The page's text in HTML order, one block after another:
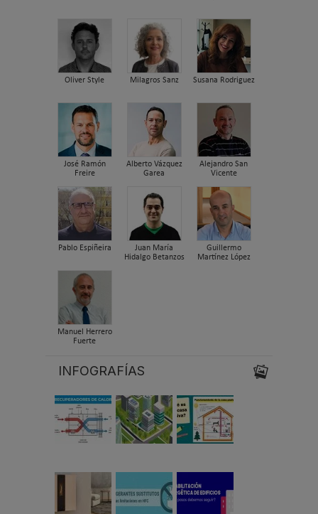
Oliver Style Milagros Sanz Susana Rodriguez
José Ramón
Freire
Alberto Vázquez
Garea
Alejandro San
Vicente
Pablo Espiñeira
Juan María
Hidalgo Betanzos
Guillermo
Martínez López
Manuel Herrero
Fuerte
INFOGRAFÍAS